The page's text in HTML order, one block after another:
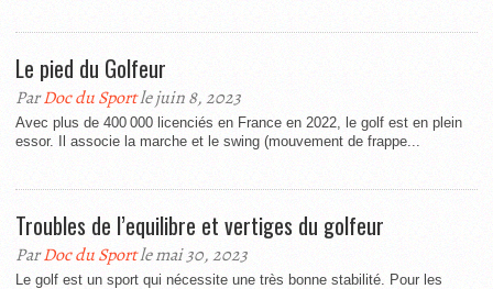
Le pied du Golfeur
ParDoc du Sportle juin 8, 2023
Avec plus de 400 000 licenciés en France en 2022, le golf est en plein
essor. Il associe la marche et le swing (mouvement de frappe...
Troubles de l’equilibre et vertiges du golfeur
ParDoc du Sportle mai 30, 2023
Le golf est un sport qui nécessite une très bonne stabilité. Pour les